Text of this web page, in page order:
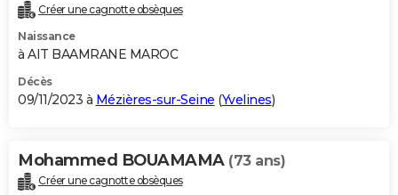
Créer une cagnotte obsèques
Naissance
à AIT BAAMRANE MAROC
Décès
09/11/2023 à Mézières-sur-Seine (Yvelines)
Mohammed BOUAMAMA (73 ans)
Créer une cagnotte obsèques